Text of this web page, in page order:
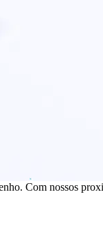
Com nossos